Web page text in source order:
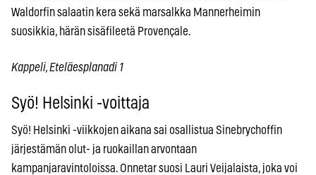
Waldorfin salaatin kera sekä marsalkka Mannerheimin
suosikkia, härän sisäfileetä Provençale.
Kappeli, Eteläesplanadi 1
Syö! Helsinki -voittaja
Syö! Helsinki -viikkojen aikana sai osallistua Sinebrychoffin
järjestämän olut- ja ruokaillan arvontaan
kampanjaravintoloissa. Onnetar suosi Lauri Veijalaista, joka voi